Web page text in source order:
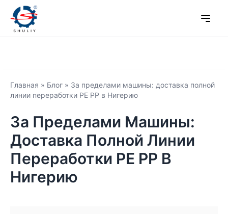
Главная » Блог » За пределами машины: доставка полной
линии переработки PE PP в Нигерию
За Пределами Машины:
Доставка Полной Линии
Переработки PE PP В
Нигерию